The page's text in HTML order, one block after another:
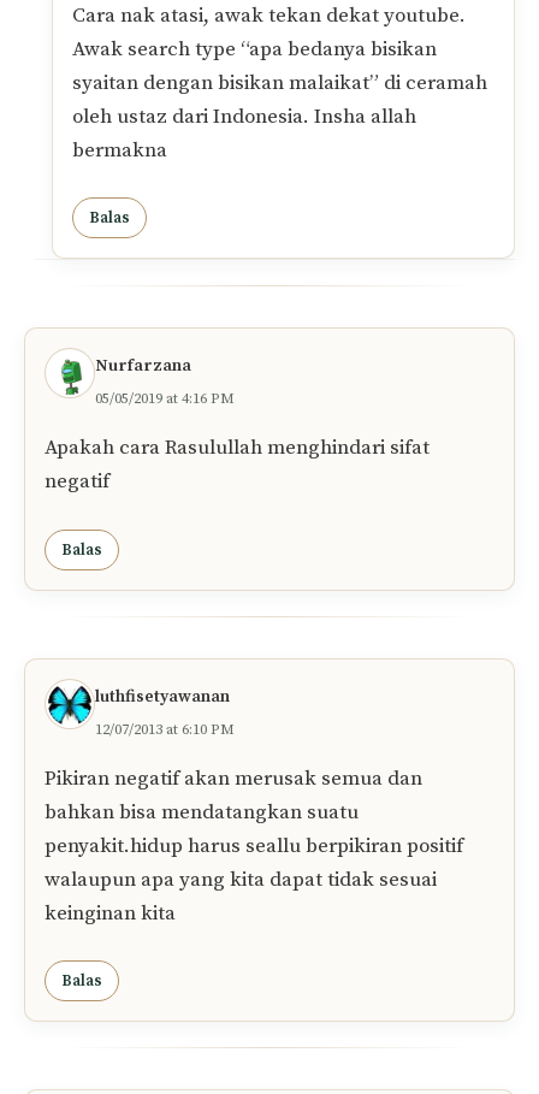
Cara nak atasi, awak tekan dekat youtube.
Awak search type “apa bedanya bisikan
syaitan dengan bisikan malaikat” di ceramah
oleh ustaz dari Indonesia. Insha allah
bermakna
Balas
Nurfarzana
05/05/2019 at 4:16 PM
Apakah cara Rasulullah menghindari sifat
negatif
Balas
luthfisetyawanan
12/07/2013 at 6:10 PM
Pikiran negatif akan merusak semua dan
bahkan bisa mendatangkan suatu
penyakit.hidup harus seallu berpikiran positif
walaupun apa yang kita dapat tidak sesuai
keinginan kita
Balas